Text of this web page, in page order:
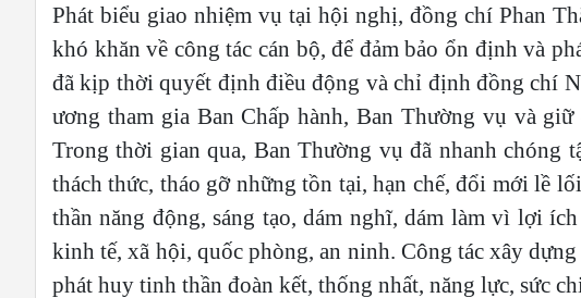
Phát biểu giao nhiệm vụ tại hội nghị, đồng chí Phan
khó khăn về công tác cán bộ, để đảm bảo ổn định và
đã kịp thời quyết định điều động và chỉ định đồng chí
ương tham gia Ban Chấp hành, Ban Thường vụ và
Trong thời gian qua, Ban Thường vụ đã nhanh chóng
thách thức, tháo gỡ những tồn tại, hạn chế, đổi mới lề
thần năng động, sáng tạo, dám nghĩ, dám làm vì lợi
kinh tế, xã hội, quốc phòng, an ninh. Công tác xây
phát huy tinh thần đoàn kết, thống nhất, năng lực, sức